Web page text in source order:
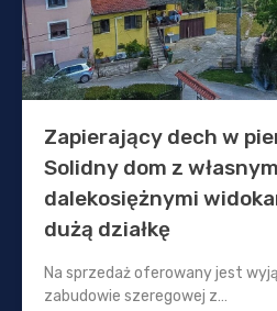
Zapierający dech w
Solidny dom z
dalekosiężnymi
dużą działkę
Na sprzedaż oferowany jest
zabudowie szeregowej z…